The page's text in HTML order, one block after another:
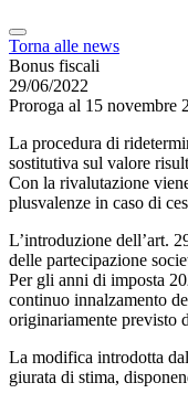
Torna alle news
Bonus fiscali
29/06/2022
Proroga al 15 novembre
La procedura di
sostitutiva sul valore
Con la rivalutazione
plusvalenze in caso di
L’introduzione dell’art.
delle partecipazione
Per gli anni di imposta
continuo innalzamento
originariamente previsto
La modifica introdotta
giurata di stima,